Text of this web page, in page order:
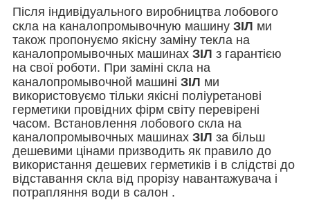
Після індивідуального виробництва лобового
скла на каналопромывочную машину ЗІЛ ми
також пропонуємо якісну заміну текла на
каналопромывочных машинах ЗІЛ з гарантією
на свої роботи. При заміні скла на
каналопромывочной машині ЗІЛ ми
використовуємо тільки якісні поліуретанові
герметики провідних фірм світу перевірені
часом. Встановлення лобового скла на
каналопромывочных машинах ЗІЛ за більш
дешевими цінами призводить як правило до
використання дешевих герметиків і в слідстві до
відставання скла від прорізу навантажувача і
потрапляння води в салон .